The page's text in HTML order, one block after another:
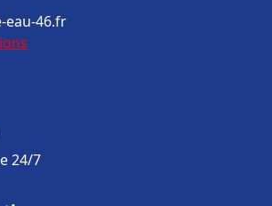
eau-46.fr
24/7